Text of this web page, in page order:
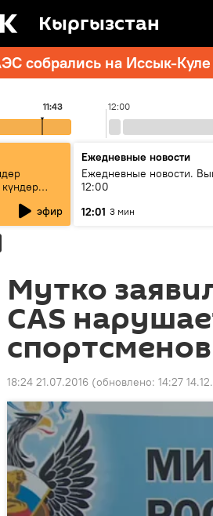
Кыргызстан
собрались на Иссык-
12:00
11:43
кайсы
эфир
Ежедневные новости
Ежедневные новости.
12:00
12:01 3 мин
Мутко
CAS
спортсменов
18:24 21.07.2016 (обновлено: 14:27